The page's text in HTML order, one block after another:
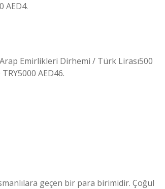
AED4.
Emirlikleri Dirhemi / Türk Lirası500
AED46.
geçen bir para birimidir. Çoğul